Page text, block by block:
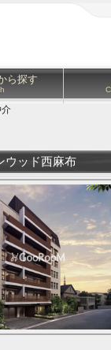
ら探す
ウッド西麻布